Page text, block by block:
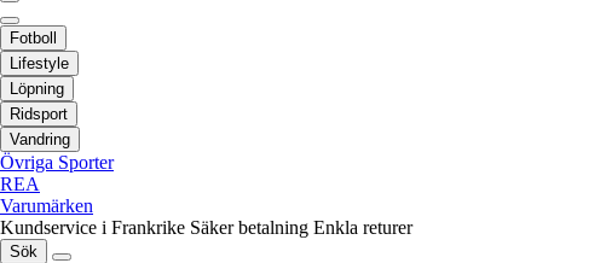
Fotboll
Lifestyle
Löpning
Ridsport
Vandring
Övriga Sporter
REA
Varumärken
Kundservice i Frankrike Säker betalning Enkla returer
Sök